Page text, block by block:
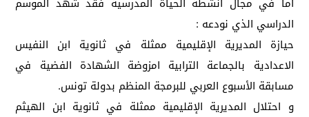
الدراسي الذي نودعه :
حيازة المديرية الإقليمية ممثلة في ثانوية ابن النفيس
الاعدادية بالجماعة الترابية امزوضة الشهادة الفضية في
مسابقة الأسبوع العربي للبرمجة المنظم بدولة تونس.
و احتلال المديرية الإقليمية ممثلة في ثانوية ابن الهيثم